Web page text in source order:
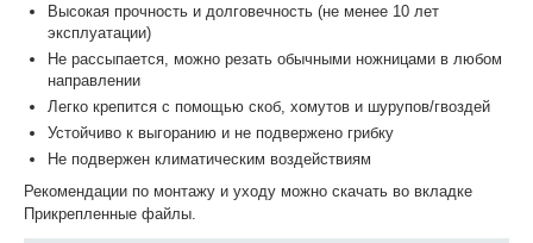
Высокая прочность и долговечность (не менее 10 лет
эксплуатации)
Не рассыпается, можно резать обычными ножницами в любом
направлении
Легко крепится с помощью скоб, хомутов и шурупов/гвоздей
Устойчиво к выгоранию и не подвержено грибку
Не подвержен климатическим воздействиям
Рекомендации по монтажу и уходу можно скачать во вкладке
Прикрепленные файлы.